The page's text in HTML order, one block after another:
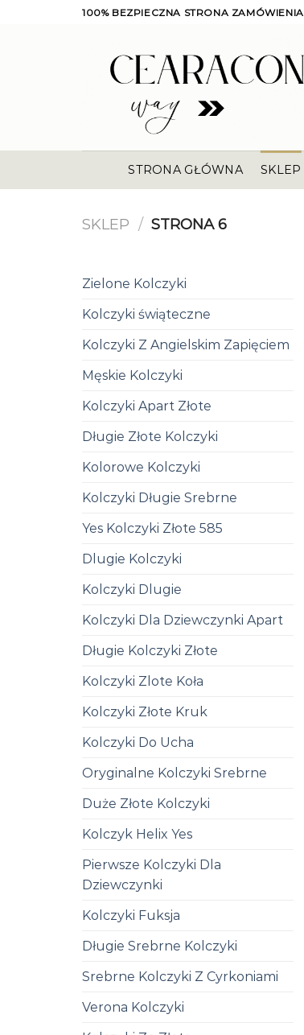
100% BEZPIECZNA STRONA ZAMÓWIENIA
STRONA GŁÓWNA SKLEP
SKLEP / STRONA 6
Zielone Kolczyki
Kolczyki świąteczne
Kolczyki Z Angielskim Zapięciem
Męskie Kolczyki
Kolczyki Apart Złote
Długie Złote Kolczyki
Kolorowe Kolczyki
Kolczyki Długie Srebrne
Yes Kolczyki Złote 585
Dlugie Kolczyki
Kolczyki Dlugie
Kolczyki Dla Dziewczynki Apart
Długie Kolczyki Złote
Kolczyki Zlote Koła
Kolczyki Złote Kruk
Kolczyki Do Ucha
Oryginalne Kolczyki Srebrne
Duże Złote Kolczyki
Kolczyk Helix Yes
Pierwsze Kolczyki Dla
Dziewczynki
Kolczyki Fuksja
Długie Srebrne Kolczyki
Srebrne Kolczyki Z Cyrkoniami
Verona Kolczyki